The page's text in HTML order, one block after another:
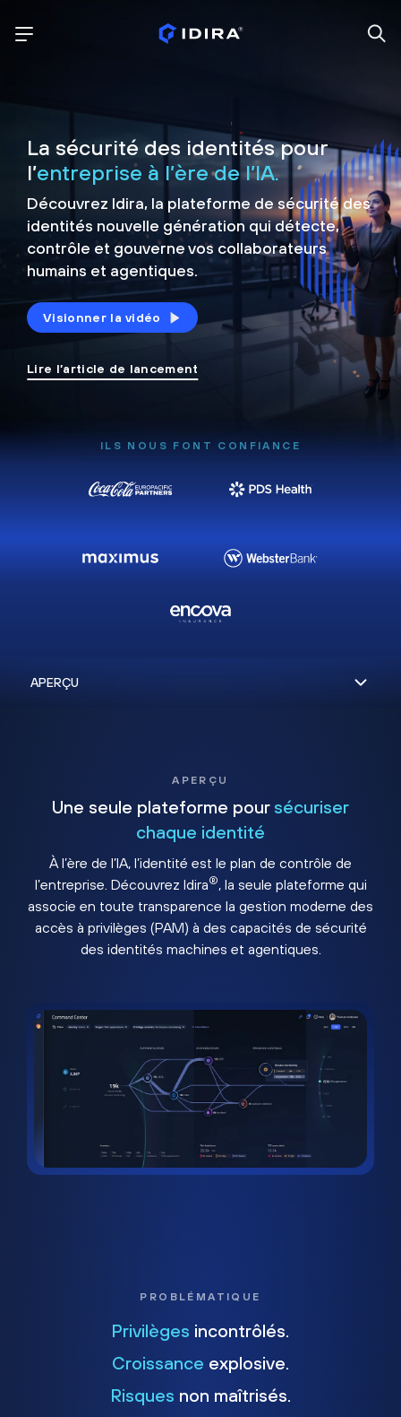
La sécurité des identités pour
l’entreprise à l’ère de l’IA.
Découvrez Idira, la plateforme de sécuritédes
identités nouvelle génération qui détecte,
contrôle et gouverne vos collaborateurs
humains et agentiques.
Visionner la vidéo
Lire l’article de lancement
ILS NOUS FONT CONFIANCE
APERÇU
Une seule plateforme pour sécuriser
chaque identité
À l’ère de l’IA, l’identité est le plan de contrôle de
l’entreprise. Découvrez Idira®, la seule plateforme qui
associe en toute transparence la gestion moderne des
accès à privilèges (PAM) à des capacités de sécurité
des identités machines et agentiques.
PROBLÉMATIQUE
Privilèges incontrôlés.
Croissance explosive.
Risques non maîtrisés.